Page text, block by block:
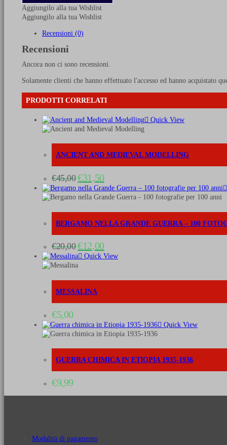
storia
d'Italia
fumetti
Dall'Impero
Romano
all'anno
2000
Aggiungilo alla tua Wishlist
Aggiungilo alla tua Wishlist
Recensioni (0)
Recensioni
Ancora non ci sono recensioni.
Solamente clienti che hanno effettuato l'accesso ed hanno acquistato
PRODOTTI CORRELATI
Quick View
ANCIENT AND MEDIEVAL MODELLING
€45,00Il
prezzo
originale
era:
€31,50Il
prezzo
attuale
è:
BERGAMO NELLA GRANDE GUERRA – 100
€20,00Il
prezzo
originale
era:
€12,00Il
prezzo
attuale
Quick View
MESSALINA
€5,00
Quick View
GUERRA CHIMICA IN ETIOPIA 1935-1936
€9,99
Modalità di pagamento